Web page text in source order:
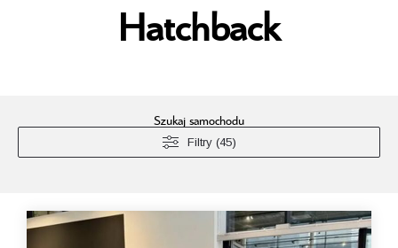
Hatchback
Szukaj samochodu
Filtry (45)